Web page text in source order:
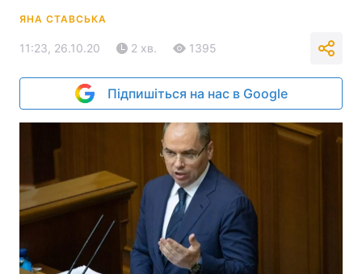
ЯНА СТАВСЬКА
11:23, 26.10.20 2 хв. 1395
Підпишіться на нас в Google